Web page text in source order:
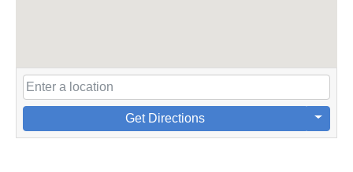
Get Directions